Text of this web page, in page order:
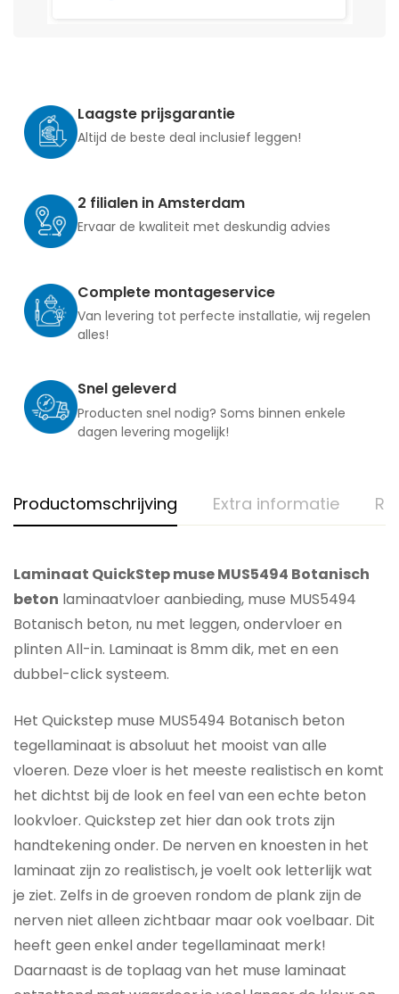
Laagste prijsgarantie
Altijd de beste deal inclusief leggen!
2 filialen in Amsterdam
Ervaar de kwaliteit met deskundig advies
Complete montageservice
Van levering tot perfecte installatie, wij regelen
alles!
Snel geleverd
Producten snel nodig? Soms binnen enkele
dagen levering mogelijk!
Productomschrijving Extra informatie
Laminaat QuickStep muse MUS5494 Botanisch
beton laminaatvloer aanbieding, muse MUS5494
Botanisch beton, nu met leggen, ondervloer en
plinten All-in. Laminaat is 8mm dik, met en een
dubbel-click systeem.
Het Quickstep muse MUS5494 Botanisch beton
tegellaminaat is absoluut het mooist van alle
vloeren. Deze vloer is het meeste realistisch en komt
het dichtst bij de look en feel van een echte beton
lookvloer. Quickstep zet hier dan ook trots zijn
handtekening onder. De nerven en knoesten in het
laminaat zijn zo realistisch, je voelt ook letterlijk wat
je ziet. Zelfs in de groeven rondom de plank zijn de
nerven niet alleen zichtbaar maar ook voelbaar. Dit
heeft geen enkel ander tegellaminaat merk!
Daarnaast is de toplaag van het muse laminaat